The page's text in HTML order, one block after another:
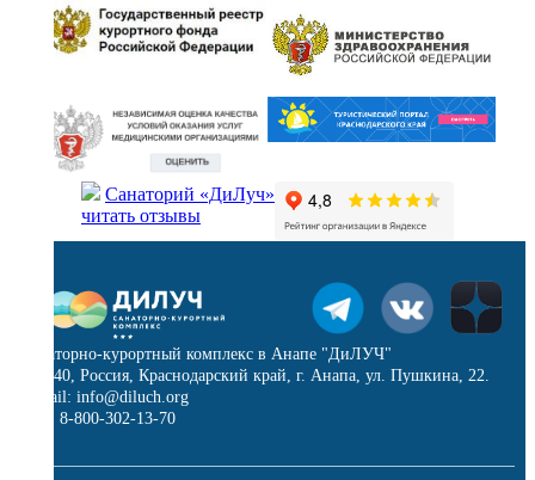
Санаторий «ДиЛуч»
читать отзывы
Санаторно-курортный комплекс в Анапе "ДиЛУЧ"
353440, Россия, Краснодарский край, г. Анапа, ул. Пушкина, 22.
E-mail: info@diluch.org
Тел.: 8-800-302-13-70